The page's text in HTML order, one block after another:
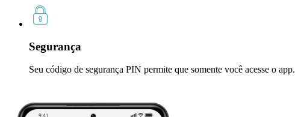
Segurança
Seu código de segurança PIN permite que somente você acesse o app.